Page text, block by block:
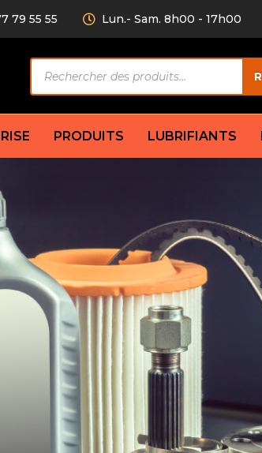
79 55 55 Lun.- Sam. 8h00 - 17h00
de
produits
AV/AR
amortisseur
Compresseur
Condenseur
Électrovanne
Évaporateur
Mano
Thermostat d’eau
Sonde de température
PRODUITS LUBRIFIANTS